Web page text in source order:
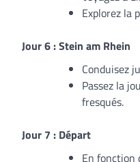
Explorez la
Jour 6 : Stein am Rhein
Conduisez
Passez la
fresqués.
Jour 7 : Départ
En fonction